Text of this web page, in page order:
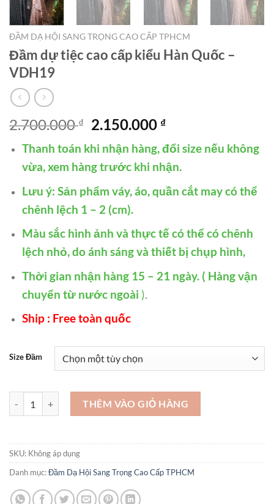
ĐẦM DẠ HỘI SANG TRỌNG CAO CẤP TPHCM
Đầm dự tiệc cao cấp kiểu Hàn Quốc –
VDH19
2.700.000₫
Giá
là:
2.700.000 ₫.
2.150.000 ₫Giá
tại
là:
2.150.000 ₫.
Thanh toán khi nhận hàng, đổi size nếu không
vừa, xem hàng trước khi nhận.
Lưu ý: Sản phẩm váy, áo, quần cắt may có thể
chênh lệch 1 – 2 (cm).
Màu sắc hình ảnh và thực tế có thể có chênh
lệch nhỏ, do ánh sáng và thiết bị chụp hình,
Thời gian nhận hàng 15 – 21 ngày. ( Hàng vận
chuyển từ nước ngoài ).
Ship : Free toàn quốc
Size Đầm
Đầm dự tiệc cao cấp kiểu Hàn Quốc - VDH19 số lượng
THÊM VÀO GIỎ HÀNG
SKU: Không áp dụng
Danh mục:Đầm Dạ Hội Sang Trọng Cao Cấp TPHCM